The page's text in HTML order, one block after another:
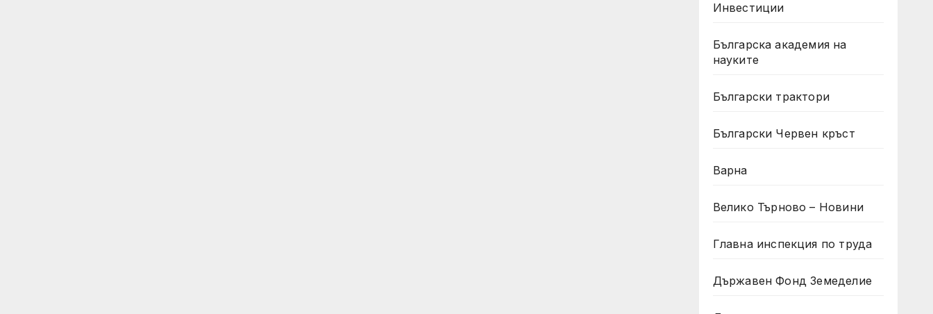
Инвестиции
Българска академия на
науките
Български трактори
Български Червен кръст
Варна
Велико Търново – Новини
Главна инспекция по труда
Държавен Фонд Земеделие